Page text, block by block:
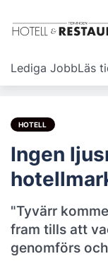
Lediga JobbLäs
HOTELL
Ingen
"Tyvärr
fram tills att
genomförs